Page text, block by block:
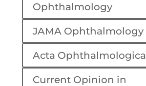
Ophthalmology
JAMA Ophthalmology
Acta Ophthalmologica
Current Opinion in